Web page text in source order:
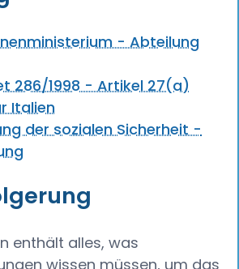
- Abteilung
286/1998 - Artikel 27(a)
Italien
der sozialen Sicherheit -
enthält alles, was
wissen müssen, um das